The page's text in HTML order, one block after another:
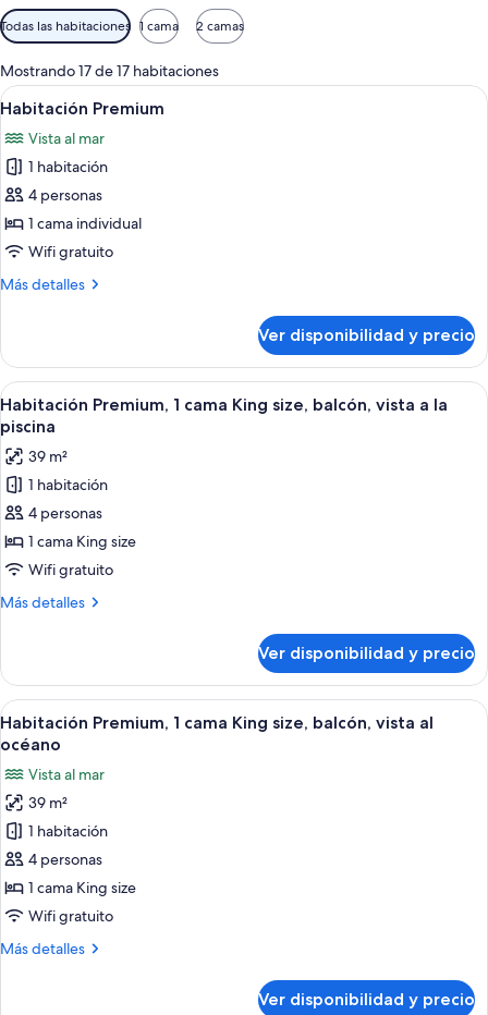
Filtros
disponibles
para
las
habitaciones
Todas las habitaciones 1 cama 2 camas
Mostrando 17 de 17 habitaciones
Ver
todas
las
fotos
de
Habitación
Premium
Mesa redonda con dos sillas de
6
Habitación Premium
Vista al mar
1 habitación
4 personas
1 cama individual
Wifi gratuito
Más detalles
Más
Premium
Ver disponibilidad y precio
Ver
todas
las
fotos
de
Habitación
Premium,
1
cama
balcón,
vista
a
la
piscina
Un hotel con piscina, zona de estar
6
Habitación Premium, 1 cama King size, balcón, vista a la
piscina
39 m²
1 habitación
4 personas
1 cama King size
Wifi gratuito
Más detalles
Más
Premium,
cama
King
balcón,
vista
a
la
piscina
Ver disponibilidad y precio
Ver
todas
fotos
de
Habitación
Premium,
1
cama
size,
Mesa redonda con dos sillas de
7
Habitación Premium, 1 cama King size, balcón, vista al
océano
Vista al mar
39 m²
1 habitación
4 personas
1 cama King size
Wifi gratuito
Más detalles
Más
Ver disponibilidad y precio